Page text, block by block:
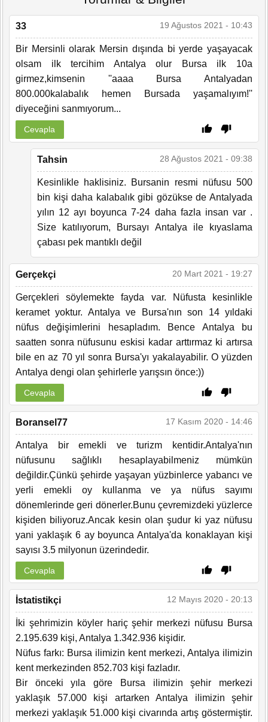
33 19 Ağustos 2021 - 10:43
Bir Mersinli olarak Mersin dışında bi yerde yaşayacak
olsam ilk tercihim Antalya olur Bursa ilk 10a
girmez,kimsenin ''aaaa Bursa Antalyadan
800.000kalabalık hemen Bursada yaşamalıyım!''
diyeceğini sanmıyorum...
Cevapla
Tahsin 28 Ağustos 2021 - 09:38
Kesinlikle haklisiniz. Bursanin resmi nüfusu 500
bin kişi daha kalabalık gibi gözükse de Antalyada
yılın 12 ayı boyunca 7-24 daha fazla insan var .
Size katılıyorum, Bursayı Antalya ile kıyaslama
çabası pek mantıklı değil
Gerçekçi 20 Mart 2021 - 19:27
Gerçekleri söylemekte fayda var. Nüfusta kesinlikle
keramet yoktur. Antalya ve Bursa'nın son 14 yıldaki
nüfus değişimlerini hesapladım. Bence Antalya bu
saatten sonra nüfusunu eskisi kadar arttırmaz ki artırsa
bile en az 70 yıl sonra Bursa'yı yakalayabilir. O yüzden
Antalya dengi olan şehirlerle yarışsın önce:))
Cevapla
Boransel77 17 Kasım 2020 - 14:46
Antalya bir emekli ve turizm kentidir.Antalya'nın
nüfusunu sağlıklı hesaplayabilmeniz mümkün
değildir.Çünkü şehirde yaşayan yüzbinlerce yabancı ve
yerli emekli oy kullanma ve ya nüfus sayımı
dönemlerinde geri dönerler.Bunu çevremizdeki yüzlerce
kişiden biliyoruz.Ancak kesin olan şudur ki yaz nüfusu
yani yaklaşık 6 ay boyunca Antalya'da konaklayan kişi
sayısı 3.5 milyonun üzerindedir.
Cevapla
İstatistikçi 12 Mayıs 2020 - 20:13
İki şehrimizin köyler hariç şehir merkezi nüfusu Bursa
2.195.639 kişi, Antalya 1.342.936 kişidir.
Nüfus farkı: Bursa ilimizin kent merkezi, Antalya ilimizin
kent merkezinden 852.703 kişi fazladır.
Bir önceki yıla göre Bursa ilimizin şehir merkezi
yaklaşık 57.000 kişi artarken Antalya ilimizin şehir
merkezi yaklaşık 51.000 kişi civarında artış göstermiştir.